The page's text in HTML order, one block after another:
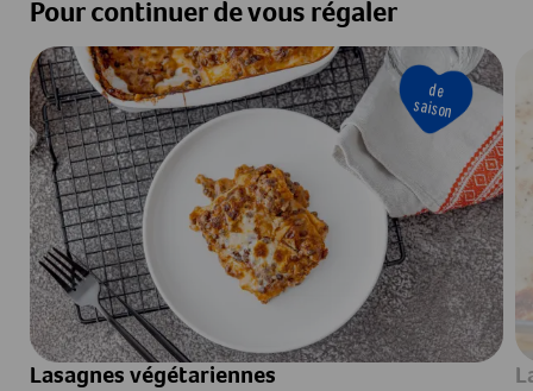
Pour continuer de vous régaler
de
saison
Lasagnes végétariennes